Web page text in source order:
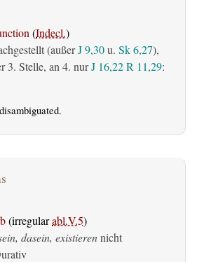
(Indecl.)
(außerJ 9,30u. Sk 6,27),
3. Stelle, an 4. nurJ 16,22R 11,29:
(irregularabl.V.5)
dasein, existierennicht